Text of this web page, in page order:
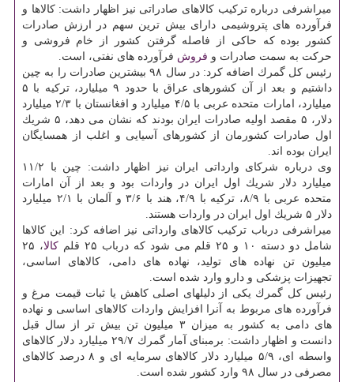
میراشرفی درباره تركیب كالاهای صادراتی نیز اظهار داشت: كالاها و
فرآورده های پتروشیمی دارای بیش ترین سهم در ارزش صادرات
كشور بوده كه حاكی از فاصله گرفتن كشور از خام فروشی و
حركت به سمت صادرات و فروش فرآورده های نفتی، است.
رئیس كل گمرك اضافه كرد: در سال ۹۸ بیشترین صادرات را به چین
داشتیم و بعد از آن كشورهای عراق با حدود ۹ میلیارد، تركیه با ۵
میلیارد، امارات متحده عربی با ۴/۵ میلیارد و افغانستان با ۲/۳ میلیارد
دلار، ۵ مقصد اولیه صادرات ایران بودند كه نشان می دهد، ۵ شریك
اول صادرات كشورمان از كشورهای آسیایی و اغلب از همسایگان
ایران بوده اند.
وی درباره شركای وارداتی ایران نیز اظهار داشت: چین با ۱۱/۲
میلیارد دلار شریك اول ایران در واردات بود و بعد از آن امارات
متحده عربی با ۸/۹، تركیه با ۴/۹، هند با ۳/۶ و آلمان با ۲/۱ میلیارد
دلار ۵ شریك اول ایران در واردات هستند.
میراشرفی درباب تركیب كالاهای وارداتی نیز اضافه كرد: این كالاها
شامل دو دسته ۱۰ و ۲۵ قلم می شود كه درباب ۲۵ قلم
كالا
، ۲۵
میلیون تن نهاده های تولید، نهاده های دامی، كالاهای اساسی،
تجهیزات پزشكی و دارو وارد شده است.
رئیس كل گمرك یكی از دلیلهای اصلی كاهش یا ثبات قیمت مرغ و
فرآورده های مربوط به آنرا افزایش واردات كالاهای اساسی و نهاده
های دامی به كشور به میزان ۳ میلیون تن بیش تر از سال قبل
دانست و اظهار داشت: برمبنای آمار گمرك ۲۹/۷ میلیارد دلار كالاهای
واسطه ای، ۵/۹ میلیارد دلار كالاهای سرمایه ای و ۸ درصد كالاهای
مصرفی در سال ۹۸ وارد كشور شده است.